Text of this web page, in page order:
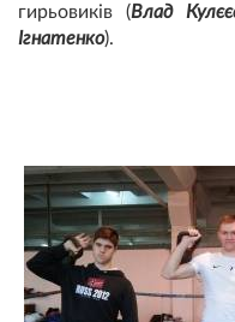
гирьовиків (Влад
Ігнатенко).